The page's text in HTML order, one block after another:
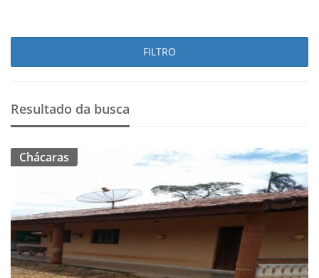
FILTRO
Resultado da busca
Chácaras